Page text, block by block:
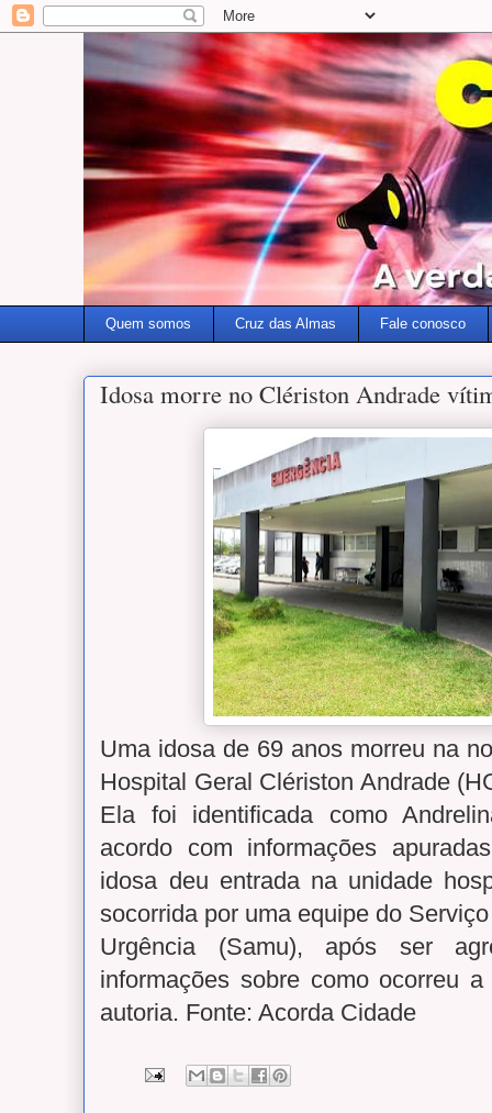
Quem somos Cruz das Almas Fale conosco
Idosa morre no Clériston Andrade
Uma idosa de 69 anos morreu na
Hospital Geral Clériston Andrade
Ela foi identificada como
acordo com informações
idosa deu entrada na unidade
socorrida por uma equipe do
Urgência (Samu), após ser
informações sobre como ocorreu
autoria. Fonte: Acorda Cidade